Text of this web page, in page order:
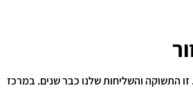
זו התשוקה והשליחות שלנו כבר שנים. במרכז